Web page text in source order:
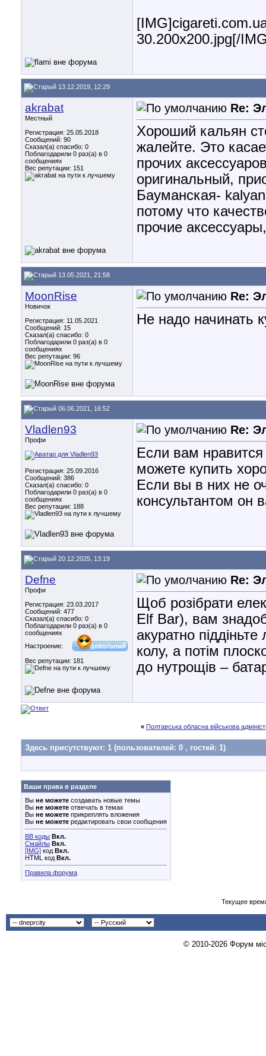
30.200x200.jpg[/
13.12.2019, 12:29
akrabat
Местный
Регистрация: 25.05.2018
Сообщений: 90
Сказал(а) спасибо: 0
Поблагодарили 0 раз(а) в 0
сообщениях
Вес репутации: 151
Re:
Хороший кальян
жалейте. Это
прочих
оригинальный,
Бауманская-
потому что
прочие аксессуары,
13.05.2021, 21:58
MoonRise
Новичок
Регистрация: 11.05.2021
Сообщений: 15
Сказал(а) спасибо: 0
Поблагодарили 0 раз(а) в 0
сообщениях
Вес репутации: 96
Re:
Не надо начинать
06.06.2021, 16:52
Vladlen93
Профи
Регистрация: 25.09.2016
Сообщений: 386
Сказал(а) спасибо: 0
Поблагодарили 0 раз(а) в 0
сообщениях
Вес репутации: 188
Re:
Если вам
можете купить
Если вы в них не
консультантом он
20.12.2025, 13:19
Defne
Профи
Регистрация: 23.03.2017
Сообщений: 477
Сказал(а) спасибо: 0
Поблагодарили 0 раз(а) в 0
сообщениях
Настроение:
Вес репутации: 181
Re:
Щоб розібрати
Elf Bar), вам
акуратно
колу, а потім
до нутрощів –
« Полтавська обласна військова
Здесь присутствуют: 1 (пользователей: 0 , гостей: 1)
Ваши права в разделе
Вы не можете создавать новые темы
Вы не можете отвечать в темах
Вы не можете прикреплять вложения
Вы не можете редактировать свои сообщения
BB коды Вкл.
Смайлы Вкл.
[IMG] код Вкл.
HTML код Вкл.
Правила форума
Текущее
© 2010-2026 Форум